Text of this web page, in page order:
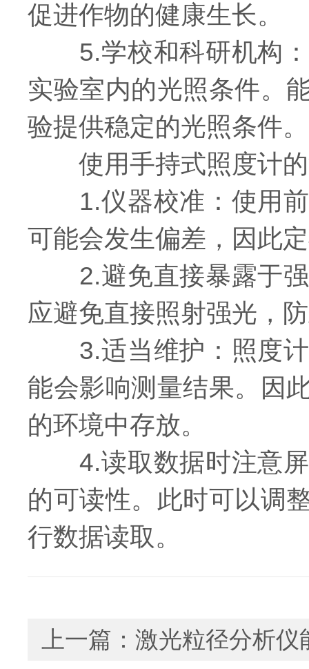
促进作物的健康生长。
5.学校和科研机构：
实验室内的光照条件。
验提供稳定的光照条件。
使用手持式照度计的
1.仪器校准：使用前
可能会发生偏差，因此
2.避免直接暴露于强
应避免直接照射强光，
3.适当维护：照度计
能会影响测量结果。因
的环境中存放。
4.读取数据时注意屏
的可读性。此时可以调
行数据读取。
上一篇： 激光粒径分析仪